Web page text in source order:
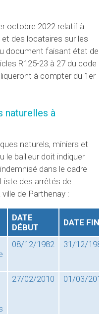
octobre 2022 relatif à
des locataires sur les
document faisant état de
R125-23 à 27 du code
à compter du 1er
naturelles à
naturels, miniers et
le bailleur doit indiquer
dans le cadre
des arrêtés de
de Parthenay :
DATE
DÉBUT
DATE FIN
08/12/1982 31/12/1982
27/02/2010 01/03/2010